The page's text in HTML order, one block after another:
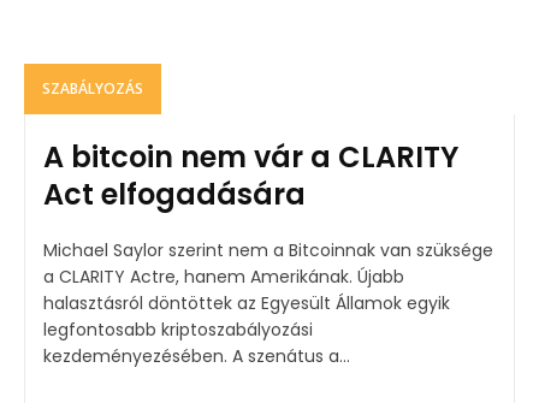
SZABÁLYOZÁS
A bitcoin nem vár a CLARITY
Act elfogadására
Michael Saylor szerint nem a Bitcoinnak van szüksége
a CLARITY Actre, hanem Amerikának. Újabb
halasztásról döntöttek az Egyesült Államok egyik
legfontosabb kriptoszabályozási
kezdeményezésében. A szenátus a...